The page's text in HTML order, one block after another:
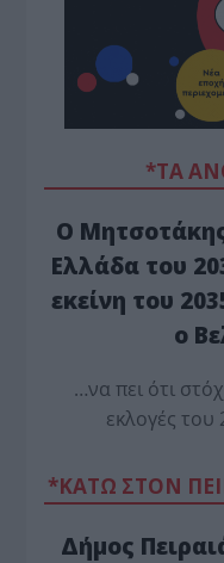
*ΤΑ
Ο
Ελλάδα του
εκείνη του
ο
…να πει ότι
εκλογές
*ΚΑΤΩ ΣΤΟΝ
Δήμος